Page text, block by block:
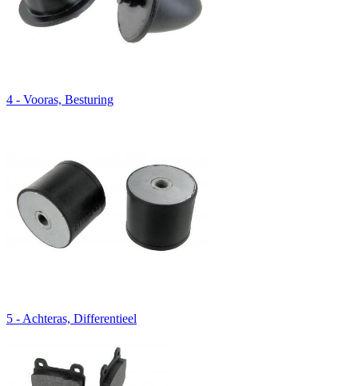
4 - Vooras, Besturing
5 - Achteras, Differentieel